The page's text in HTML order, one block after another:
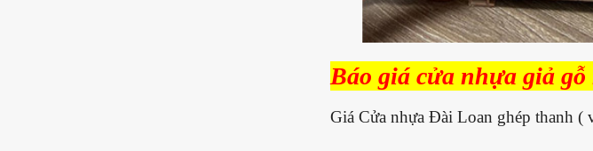
Báo giá cửa nhựa giả gỗ
Giá Cửa nhựa Đài Loan ghép thanh (